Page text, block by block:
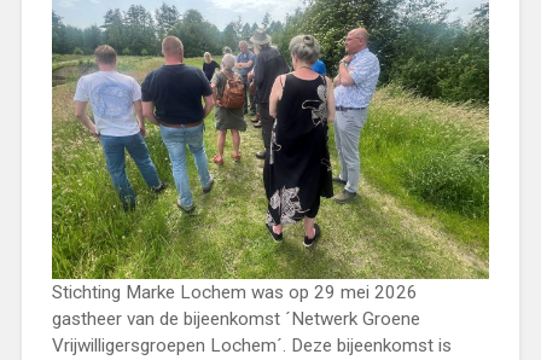
Stichting Marke Lochem was op 29 mei 2026
gastheer van de bijeenkomst ´Netwerk Groene
Vrijwilligersgroepen Lochem´. Deze bijeenkomst is